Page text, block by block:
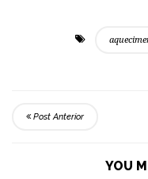
Post Anterior
YOU